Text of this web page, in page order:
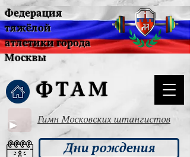
Гимн Московских штангистов
Федерация
тяжёлой
атлетики города
Москвы
ФТАМ
Дни рождения